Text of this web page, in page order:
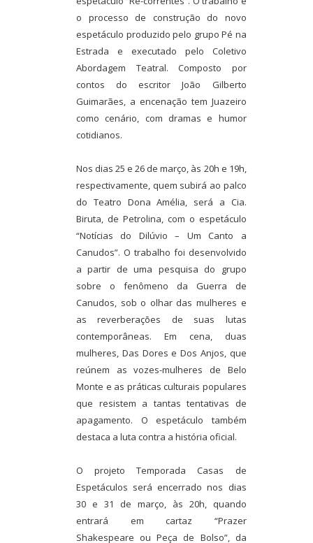
o processo de construção do novo
espetáculo produzido pelo grupo Pé na
Estrada e executado pelo Coletivo
Abordagem Teatral. Composto por
contos do escritor João Gilberto
Guimarães, a encenação tem Juazeiro
como cenário, com dramas e humor
cotidianos.
Nos dias 25 e 26 de março, às 20h e 19h,
respectivamente, quem subirá ao palco
do Teatro Dona Amélia, será a Cia.
Biruta, de Petrolina, com o espetáculo
“Notícias do Dilúvio – Um Canto a
Canudos”. O trabalho foi desenvolvido
a partir de uma pesquisa do grupo
sobre o fenômeno da Guerra de
Canudos, sob o olhar das mulheres e
as reverberações de suas lutas
contemporâneas. Em cena, duas
mulheres, Das Dores e Dos Anjos, que
reúnem as vozes-mulheres de Belo
Monte e as práticas culturais populares
que resistem a tantas tentativas de
apagamento. O espetáculo também
destaca a luta contra a história oficial.
O projeto Temporada Casas de
Espetáculos será encerrado nos dias
30 e 31 de março, às 20h, quando
entrará em cartaz “Prazer
Shakespeare ou Peça de Bolso”, da